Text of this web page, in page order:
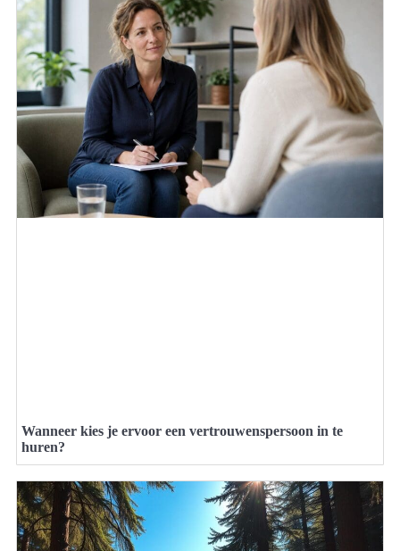
Wanneer kies je ervoor een vertrouwenspersoon in te
huren?